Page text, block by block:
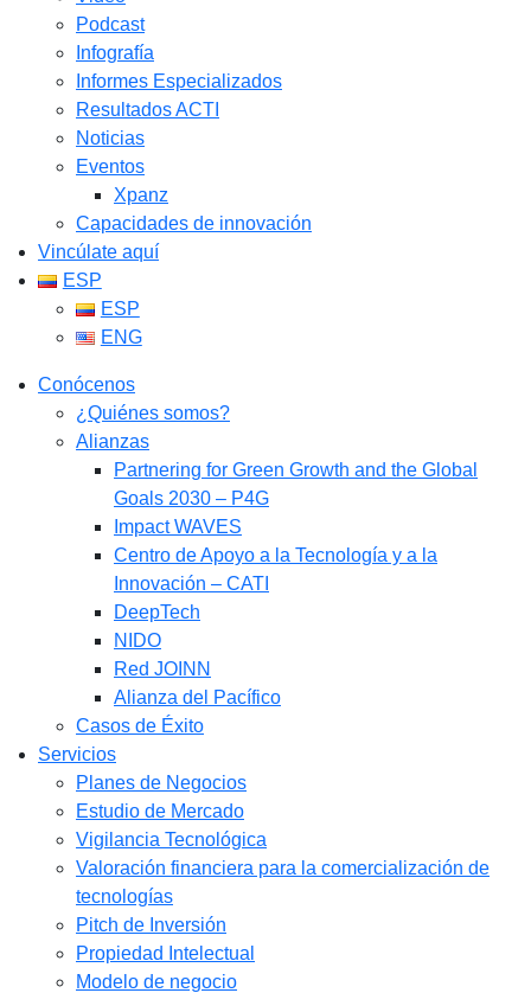
Podcast
Infografía
Informes Especializados
Resultados ACTI
Noticias
Eventos
Xpanz
Capacidades de innovación
Vincúlate aquí
ESP
ESP
ENG
Conócenos
¿Quiénes somos?
Alianzas
Partnering for Green Growth and the Global
Goals 2030 – P4G
Impact WAVES
Centro de Apoyo a la Tecnología y a la
Innovación – CATI
DeepTech
NIDO
Red JOINN
Alianza del Pacífico
Casos de Éxito
Servicios
Planes de Negocios
Estudio de Mercado​
Vigilancia Tecnológica
Valoración financiera para la comercialización de
tecnologías
Pitch de Inversión
Propiedad Intelectual
Modelo de negocio